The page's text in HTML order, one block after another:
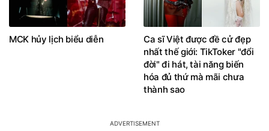
MCK hủy lịch biểu diễn
Ca sĩ Việt được đề cử đẹp
nhất thế giới: TikToker "đổi
đời" đi hát, tài năng biến
hóa đủ thứ mà mãi chưa
thành sao